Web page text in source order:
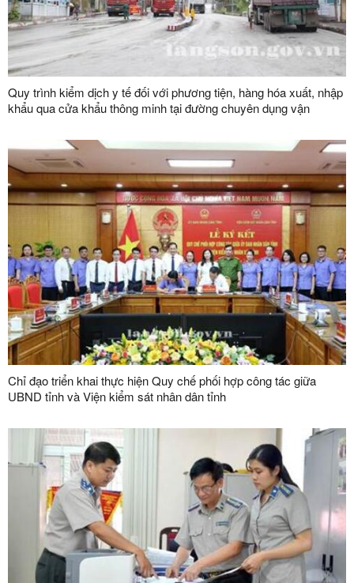
Quy trình kiểm dịch y tế đối với phương tiện, hàng hóa xuất, nhập
khẩu qua cửa khẩu thông minh tại đường chuyên dụng vận
dụng vận chuyển hàng hoá khu vực mốc 1088/2-1089 thuộc cặp
cửa khẩu quốc tế Hữu Nghị (Việt Nam) - Hữu Nghị Quan (Trung
Quốc)
Chỉ đạo triển khai thực hiện Quy chế phối hợp công tác giữa
UBND tỉnh và Viện kiểm sát nhân dân tỉnh